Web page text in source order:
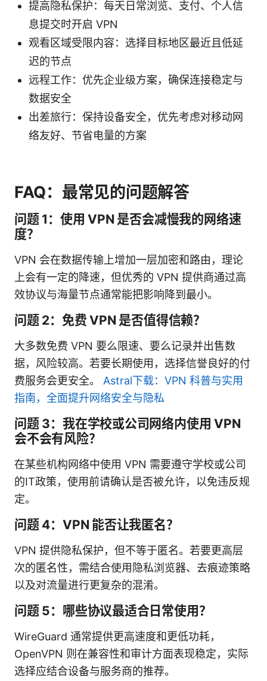
提高隐私保护：每天日常浏览、支付、个人信
息提交时开启 VPN
观看区域受限内容：选择目标地区最近且低延
迟的节点
远程工作：优先企业级方案，确保连接稳定与
数据安全
出差旅行：保持设备安全，优先考虑对移动网
络友好、节省电量的方案
FAQ：最常见的问题解答
问题 1：使用 VPN 是否会减慢我的网络速
度？
VPN 会在数据传输上增加一层加密和路由，理论
上会有一定的降速，但优秀的 VPN 提供商通过高
效协议与海量节点通常能把影响降到最小。
问题 2：免费 VPN 是否值得信赖？
大多数免费 VPN 要么限速、要么记录并出售数
据，风险较高。若要长期使用，选择信誉良好的付
费服务会更安全。 Astral下载：VPN 科普与实用
指南，全面提升网络安全与隐私
问题 3：我在学校或公司网络内使用 VPN
会不会有风险？
在某些机构网络中使用 VPN 需要遵守学校或公司
的IT政策，使用前请确认是否被允许，以免违反规
定。
问题 4：VPN 能否让我匿名？
VPN 提供隐私保护，但不等于匿名。若要更高层
次的匿名性，需结合使用隐私浏览器、去痕迹策略
以及对流量进行更复杂的混淆。
问题 5：哪些协议最适合日常使用？
WireGuard 通常提供更高速度和更低功耗，
OpenVPN 则在兼容性和审计方面表现稳定，实际
选择应结合设备与服务商的推荐。